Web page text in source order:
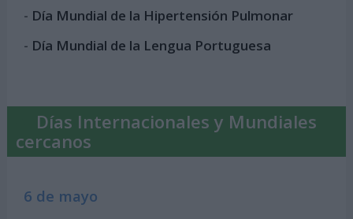
- Día Mundial de la Hipertensión Pulmonar
- Día Mundial de la Lengua Portuguesa
Días Internacionales y Mundiales
cercanos
6 de mayo